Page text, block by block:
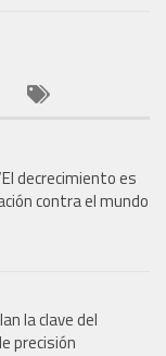
decrecimiento es
contra el mundo
la clave del
precisión